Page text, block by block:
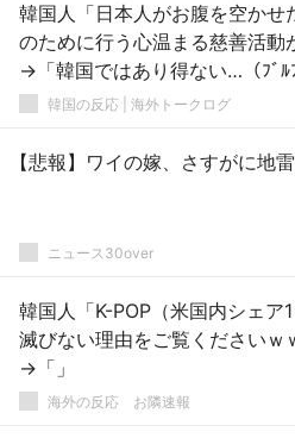
韓国人「日本人がお腹を空かせ
のために行う心温まる慈善活動
→「韓国ではあり得ない…（ﾌﾞﾙ
の反応韓国の反応 | 海外トークログ
【悲報】ワイの嫁、さすがに地
ニュース30over
韓国人「K-POP（米国内シェア
滅びない理由をご覧くださいｗ
→「」
海外の反応 お隣速報